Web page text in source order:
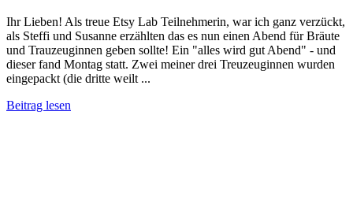
Ihr Lieben! Als treue Etsy Lab Teilnehmerin, war ich ganz verzückt,
als Steffi und Susanne erzählten das es nun einen Abend für Bräute
und Trauzeuginnen geben sollte! Ein "alles wird gut Abend" - und
dieser fand Montag statt. Zwei meiner drei Treuzeuginnen wurden
eingepackt (die dritte weilt ...
Beitrag lesen